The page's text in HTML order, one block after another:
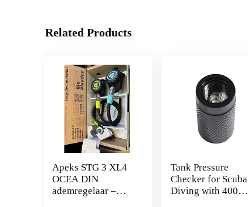
Related Products
Apeks STG 3 XL4
OCEA DIN
ademregelaar –
Tank Pressure
Checker for Scuba
Diving with 4000